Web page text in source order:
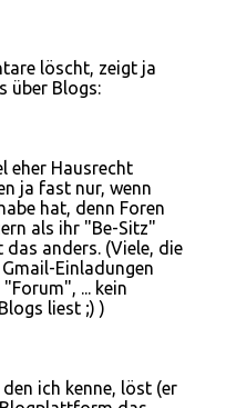
löscht, zeigt ja
über Blogs:
eher Hausrecht
ja fast nur, wenn
hat, denn Foren
als ihr "Be-Sitz"
das anders. (Viele, die
Einladungen
... kein
liest ;) )
ich kenne, löst (er